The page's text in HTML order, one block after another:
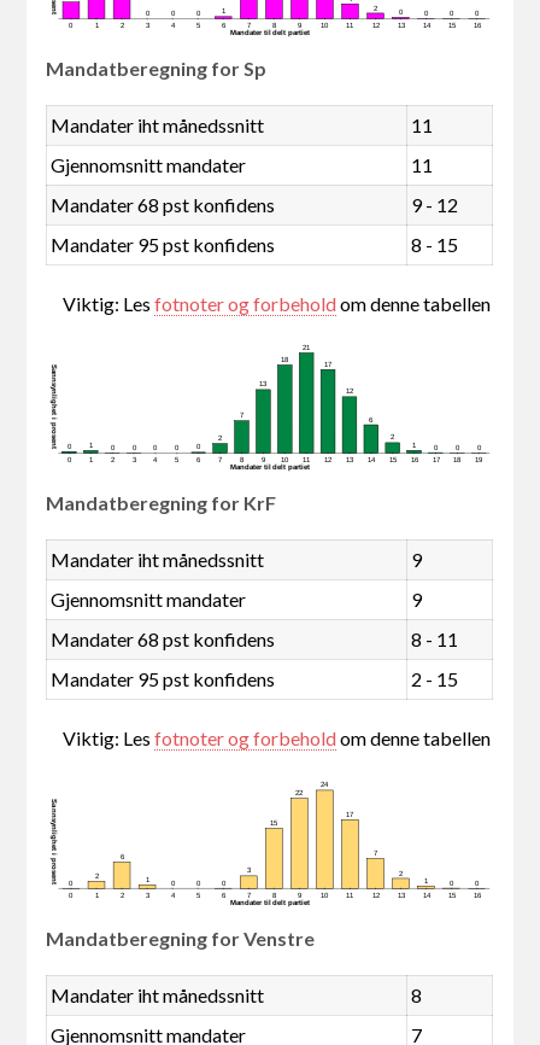
Mandater tildelt partiet
0 0 0 1 2
0 0 0 0
0 1 2 3 4 5 6 7 8 9 10 11 12 13 14 15 16
Mandatberegning for Sp
Mandater iht månedssnitt
11
Gjennomsnitt mandater
11
Mandater 68 pst konfidens
9 - 12
Mandater 95 pst konfidens
8 - 15
Viktig: Lesfotnoter og forbeholdom denne tabellen
Mandater tildelt partiet
Sannsynlighet i prosent 0 1 0 0 0 0 0
2
7
13
18
21
17
12
6
2
1 0 0 0
0 1 2 3 4 5 6 7 8 9 10 11 12 13 14 15 16 17 18 19
Mandatberegning for KrF
Mandater iht månedssnitt
9
Gjennomsnitt mandater
9
Mandater 68 pst konfidens
8 - 11
Mandater 95 pst konfidens
2 - 15
Viktig: Lesfotnoter og forbeholdom denne tabellen
Mandater tildelt partiet
Sannsynlighet i prosent 0
2
6
1
0 0 0
3
15
22
24
17
7
2
1 0
0
0
1 2 3 4 5 6 7 8 9 10 11 12 13 14 15 16
Mandatberegning for Venstre
Mandater iht månedssnitt
8
Gjennomsnitt mandater
7